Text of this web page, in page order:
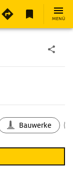
MENÜ
Bauwerke